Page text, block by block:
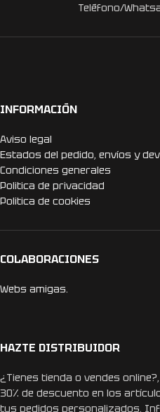
Teléfono/
INFORMACIÓN
Aviso legal
Estados del pedido, envíos y
Condiciones generales
Politica de privacidad
Politica de cookies
COLABORACIONES
Webs amigas.
HAZTE DISTRIBUIDOR
¿Tienes tienda o vendes
30% de descuento en los
tus pedidos personalizados.